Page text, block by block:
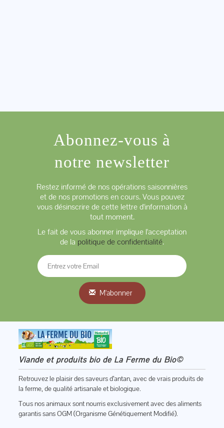
Abonnez-vous à
notre newsletter
Restez informé de nos opérations saisonnières
et de nos promotions en cours. Vous pouvez
vous désinscrire de cette lettre d'information à
tout moment.
Le fait de vous abonner implique l'acceptation
de la politique de confidentialité.
M'abonner
Viande et produits bio de La Ferme du Bio©
Retrouvez le plaisir des saveurs d’antan, avec de vrais produits de
la ferme, de qualité artisanale et biologique.
Tous nos animaux sont nourris exclusivement avec des aliments
garantis sans OGM (Organisme Génétiquement Modifié).